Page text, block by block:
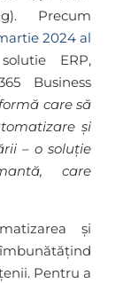
Precum
2024 al
ERP,
Business
care să
și
– o soluție
care
și
Pentru a